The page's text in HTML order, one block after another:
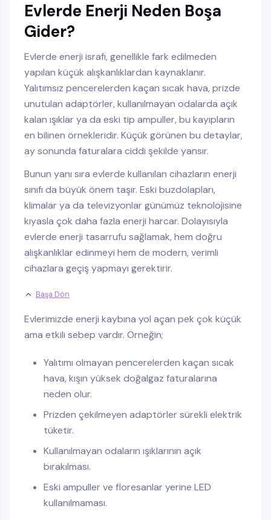
Evlerde Enerji Neden Boşa
Gider?
Evlerde enerji israfı, genellikle fark edilmeden
yapılan küçük alışkanlıklardan kaynaklanır.
Yalıtımsız pencerelerden kaçan sıcak hava, prizde
unutulan adaptörler, kullanılmayan odalarda açık
kalan ışıklar ya da eski tip ampuller, bu kayıpların
en bilinen örnekleridir. Küçük görünen bu detaylar,
ay sonunda faturalara ciddi şekilde yansır.
Bunun yanı sıra evlerde kullanılan cihazların enerji
sınıfı da büyük önem taşır. Eski buzdolapları,
klimalar ya da televizyonlar günümüz teknolojisine
kıyasla çok daha fazla enerji harcar. Dolayısıyla
evlerde enerji tasarrufu sağlamak, hem doğru
alışkanlıklar edinmeyi hem de modern, verimli
cihazlara geçiş yapmayı gerektirir.
Başa Dön
Evlerimizde enerji kaybına yol açan pek çok küçük
ama etkili sebep vardır. Örneğin;
Yalıtımı olmayan pencerelerden kaçan sıcak
hava, kışın yüksek doğalgaz faturalarına
neden olur.
Prizden çekilmeyen adaptörler sürekli elektrik
tüketir.
Kullanılmayan odaların ışıklarının açık
bırakılması.
Eski ampuller ve floresanlar yerine LED
kullanılmaması.